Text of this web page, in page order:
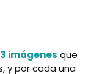
3 imágenes que
y por cada una